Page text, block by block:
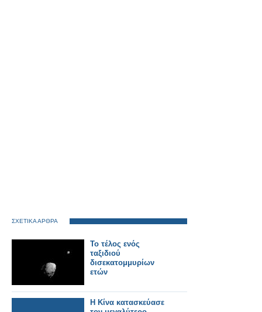
ΣΧΕΤΙΚΑ ΑΡΘΡΑ
Το τέλος ενός
ταξιδιού
δισεκατομμυρίων
ετών
Η Κίνα κατασκεύασε